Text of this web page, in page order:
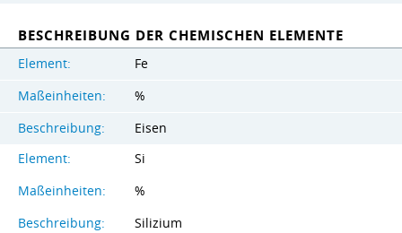
BESCHREIBUNG DER CHEMISCHEN ELEMENTE
Element:
Fe
Maßeinheiten:
%
Beschreibung:
Eisen
Element:
Si
Maßeinheiten:
%
Beschreibung:
Silizium